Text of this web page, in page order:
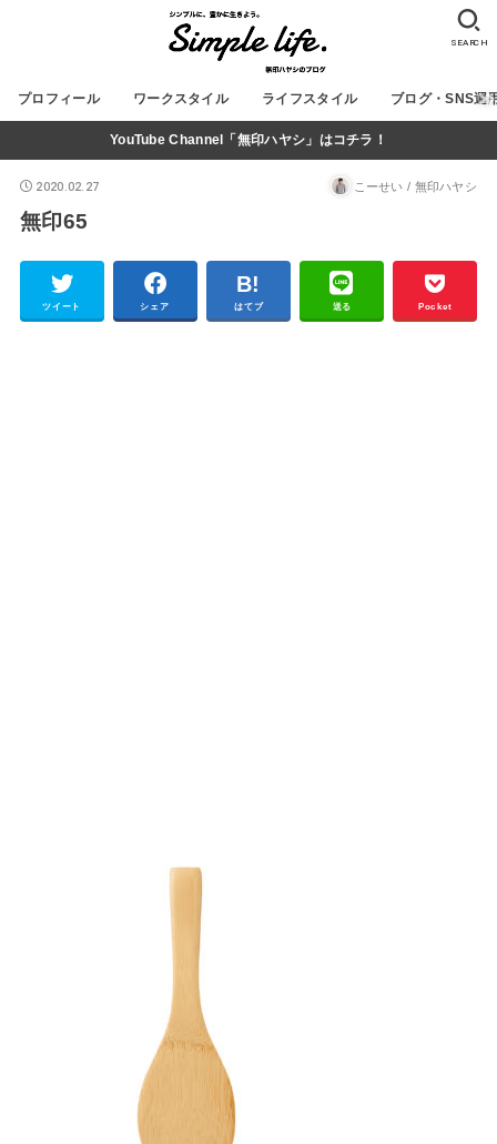
プロフィール ワークスタイル ライフスタイル ブログ・SNS運
SEARCH
YouTube Channel「無印ハヤシ」はコチラ！
2020.02.27 こーせい / 無印ハヤシ
無印65
ツイート シェア はてブ 送る Pocket